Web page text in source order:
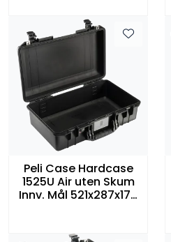
Peli Case Hardcase
1525U Air uten Skum
Innv. Mål 521x287x172